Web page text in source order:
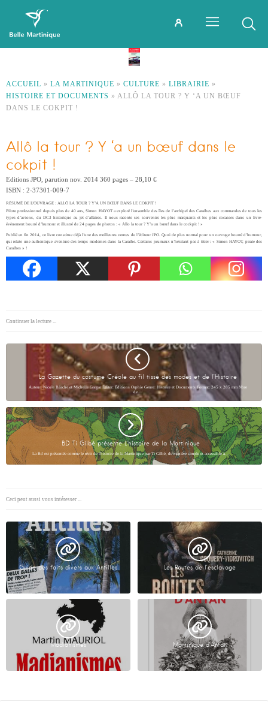
ACCUEIL » LA MARTINIQUE » CULTURE » LIBRAIRIE »
HISTOIRE ET DOCUMENTS » ALLÔ LA TOUR ? Y ‘A UN BŒUF
DANS LE COKPIT !
Allô la tour ? Y ‘a un bœuf dans le
cokpit !
Editions JPO, parution nov. 2014 360 pages – 28,10 €
ISBN : 2-37301-009-7
RÉSUMÉ DE L’OUVRAGE : ALLÔ LA TOUR ? Y’A UN BŒUF DANS LE COKPIT !
Pilote professionnel depuis plus de 40 ans, Simon HAYOT a exploré l’ensemble des îles de l’archipel des Caraïbes aux commandes de tous les
types d’avions, du DC3 historique au jet d’affaires. Il nous raconte ses souvenirs les plus marquants et les plus cocasses dans un livre-
évènement bourré d’humour et illustré de 24 pages de photos : « Allo la tour ? Y’a un bœuf dans le cockpit ! »
Publié en fin 2014, ce livre constitue déjà l’une des meilleures ventes de l’éditeur JPO. Quoi de plus normal pour un ouvrage bourré d’humour,
qui relate une authentique aventure des temps modernes dans la Caraïbe. Certains journaux n’hésitant pas à titrer : « Simon HAYOT, pirate des
Caraïbes » !
Continuer la lecture ...
La Gazette du costume Créole au fil tissé des modes et de l’Histoire
Auteur: Nicole Réache et Michelle Gargar Éditer: Éditions Orphie Genre: Histoire et Documents Format: 245 x 285 mm Nbre
de…
BD Ti Gilbé présente L’histoire de la Martinique
La Bd est présentée comme le récit de l'histoire de la Martinique par Ti Gilbè, de manière simple et accessible à…
Ceci peut aussi vous intéresser ...
Guide des faits divers aux Antilles Les Routes de l’esclavage
Madianismes Martinique d’Antan